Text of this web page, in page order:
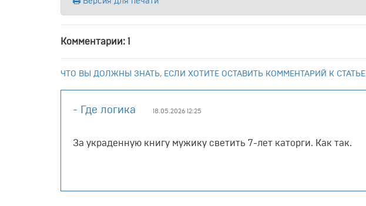
Комментарии: 1
ЧТО ВЫ ДОЛЖНЫ ЗНАТЬ, ЕСЛИ ХОТИТЕ ОСТАВИТЬ КОММЕНТАРИЙ К СТАТЬЕ
- Где логика 18.05.2026 12:25
За украденную книгу мужику светить 7-лет каторги. Как так.